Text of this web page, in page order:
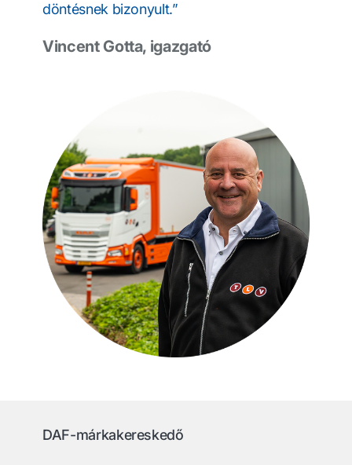
döntésnek bizonyult.”
Vincent Gotta, igazgató
DAF-márkakereskedő